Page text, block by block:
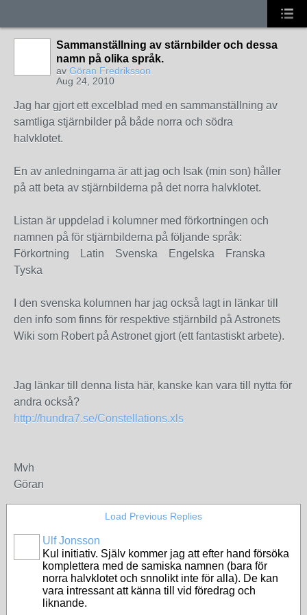
Sammanställning av stärnbilder och dessa
namn på olika språk.
av Göran Fredriksson
Aug 24, 2010
Jag har gjort ett excelblad med en sammanställning av
samtliga stjärnbilder på både norra och södra
halvklotet.
En av anledningarna är att jag och Isak (min son) håller
på att beta av stjärnbilderna på det norra halvklotet.
Listan är uppdelad i kolumner med förkortningen och
namnen på för stjärnbilderna på följande språk:
Förkortning Latin Svenska Engelska Franska
Tyska
I den svenska kolumnen har jag också lagt in länkar till
den info som finns för respektive stjärnbild på Astronets
Wiki som Robert på Astronet gjort (ett fantastiskt arbete).
Jag länkar till denna lista här, kanske kan vara till nytta för
andra också?
http://hundra7.se/Constellations.xls
Mvh
Göran
Load Previous Replies
Ulf Jonsson
Kul initiativ. Själv kommer jag att efter hand försöka
komplettera med de samiska namnen (bara för
norra halvklotet och snnolikt inte för alla). De kan
vara intressant att känna till vid föredrag och
liknande.